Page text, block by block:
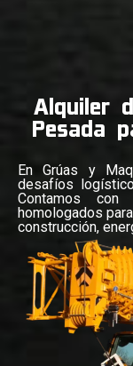
Alquiler
Pesada
En Grúas y
desafíos
Contamos
homologados
construcción,